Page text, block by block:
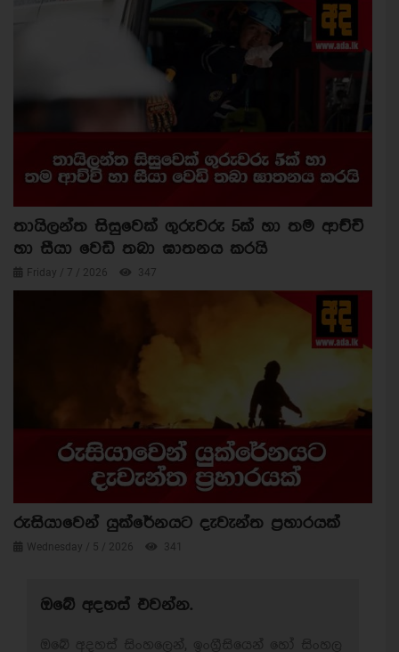
තායිලන්ත සිසුවෙක් ගුරුවරු 5ක් හා තම ආච්චි
හා සීයා වෙඩි තබා ඝාතනය කරයි
Friday / 7 / 2026 347
රුසියාවෙන් යුක්රේනයට දැවැන්ත ප්‍රහාරයක්
Wednesday / 5 / 2026 341
ඔබේ අදහස් එවන්න.